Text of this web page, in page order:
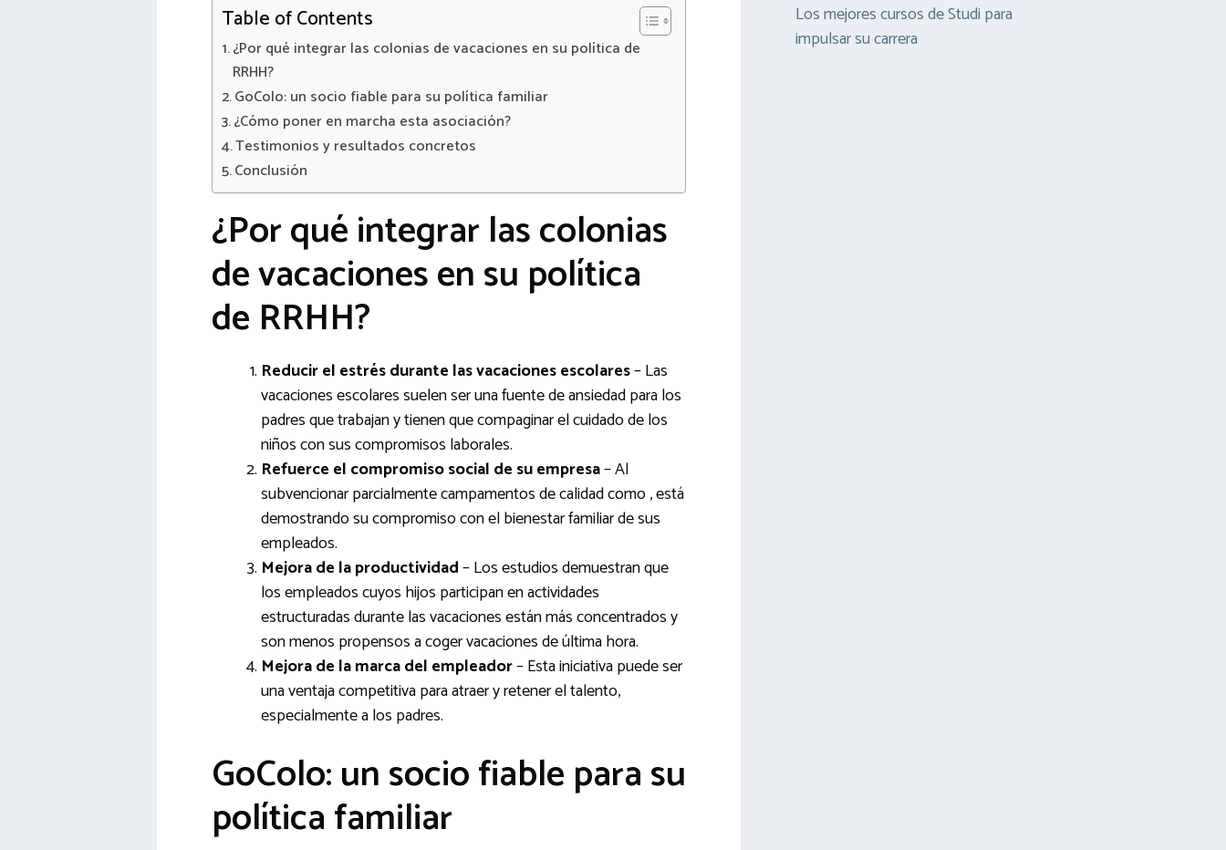
Table of Contents
¿Por qué integrar las colonias de vacaciones en su política de
RRHH?
GoColo: un socio fiable para su política familiar
¿Cómo poner en marcha esta asociación?
Testimonios y resultados concretos
Conclusión
¿Por qué integrar las colonias
de vacaciones en su política
de RRHH?
Reducir el estrés durante las vacaciones escolares– Las
vacaciones escolares suelen ser una fuente de ansiedad para los
padres que trabajan y tienen que compaginar el cuidado de los
niños con sus compromisos laborales.
Refuerce el compromiso social de su empresa– Al
subvencionar parcialmente campamentos de calidad como , está
demostrando su compromiso con el bienestar familiar de sus
empleados.
Mejora de la productividad– Los estudios demuestran que
los empleados cuyos hijos participan en actividades
estructuradas durante las vacaciones están más concentrados y
son menos propensos a coger vacaciones de última hora.
Mejora de la marca del empleador– Esta iniciativa puede ser
una ventaja competitiva para atraer y retener el talento,
especialmente a los padres.
GoColo: un socio fiable para su
política familiar
Los mejores cursos de Studi para
impulsar su carrera